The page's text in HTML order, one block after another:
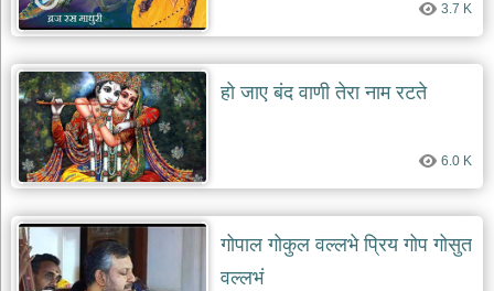
3.7 K
हो जाए बंद वाणी तेरा नाम रटते
6.0 K
गोपाल गोकुल वल्लभे प्रिय गोप गोसुत
वल्लभं